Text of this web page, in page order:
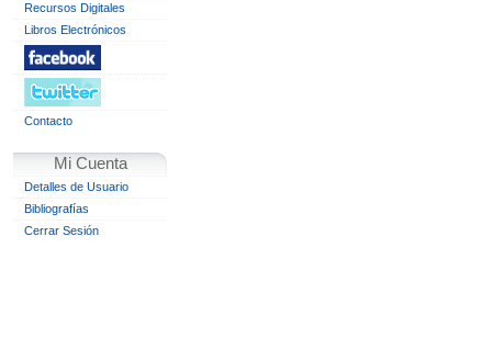
Recursos Digitales
Libros Electrónicos
Contacto
Mi Cuenta
Detalles de Usuario
Bibliografías
Cerrar Sesión